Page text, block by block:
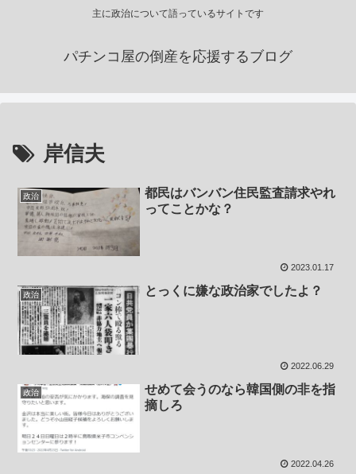
主に政治について語っているサイトです
パチンコ屋の倒産を応援するブログ
岸信夫
政治
都民はバンバン住民監査請求やれ
ってことかな？
2023.01.17
政治 とっくに嫌な政治家でしたよ？
2022.06.29
政治
せめて会うのなら韓国側の非を指
摘しろ
2022.04.26